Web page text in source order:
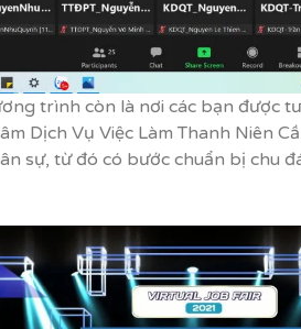
trình còn là nơi các bạn được
Dịch Vụ Việc Làm Thanh Niên
sự, từ đó có bước chuẩn bị chu